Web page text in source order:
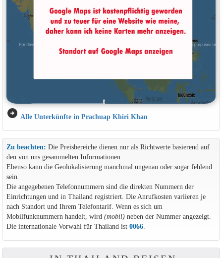
arrow_circle_right Alle Unterkünfte in Prachuap Khiri Khan
Zu beachten: Die Preisbereiche dienen nur als Richtwerte basierend auf
den von uns gesammelten Informationen.
Ebenso kann die Geolokalisierung manchmal ungenau oder sogar fehlend
sein.
Die angegebenen Telefonnummern sind die direkten Nummern der
Einrichtungen und in Thailand registriert. Die Anrufkosten variieren je
nach Standort und Ihrem Telefontarif. Wenn es sich um
Mobilfunknummern handelt, wird (mobil)neben der Nummer angezeigt.
Die internationale Vorwahl für Thailand ist 0066.